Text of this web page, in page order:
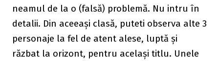
neamul de la o (falsă) problemă. Nu intru în
detalii. Din aceeași clasă, puteti observa alte 3
personaje la fel de atent alese, luptă și
răzbat la orizont, pentru același titlu. Unele